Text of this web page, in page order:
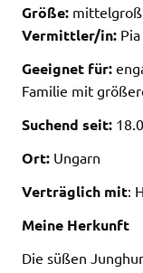
Größe:
Vermittler/in:
Geeignet für:
Familie mit
Suchend seit:
Ort: Ungarn
Verträglich mit:
Meine Herkunft
Die süßen